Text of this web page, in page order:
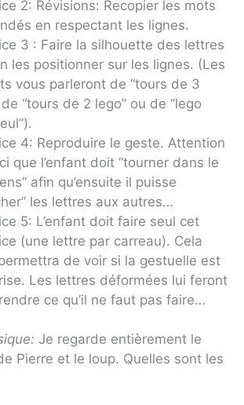
2: Révisions: Recopier les mots
en respectant les lignes.
3 : Faire la silhouette des lettres
les positionner sur les lignes. (Les
vous parleront de “tours de 3
de “tours de 2 lego” ou de “lego
4: Reproduire le geste. Attention
que l’enfant doit “tourner dans le
afin qu’ensuite il puisse
les lettres aux autres…
5: L’enfant doit faire seul cet
(une lettre par carreau). Cela
de voir si la gestuelle est
Les lettres déformées lui feront
ce qu’il ne faut pas faire…
Je regarde entièrement le
Pierre et le loup. Quelles sont les